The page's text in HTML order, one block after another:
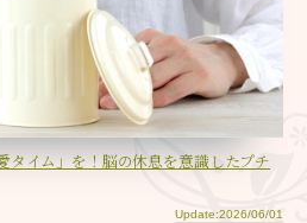
タイム」を！脳の休息を意識したプチ
Update:2026/06/01